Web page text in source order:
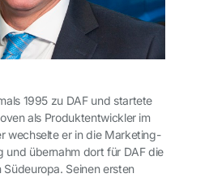
1995 zu DAF und startete
als Produktentwickler im
wechselte er in die Marketing-
und übernahm dort für DAF die
Seinen ersten